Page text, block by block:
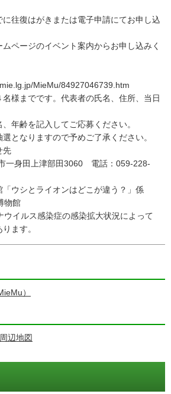
往復はがきまたは電子申請にてお申し込
ページのイベント案内からお申し込みく
MieMu/84927046739.htm
様までです。代表者の氏名、住所、当日
年齢を記入してご応募ください。
となりますので予めご了承ください。
先
一身田上津部田3060 電話：059-228-
シとライオンはどこが違う？」係
物館
イルス感染症の感染拡大状況によって
ます。
）
周辺地図